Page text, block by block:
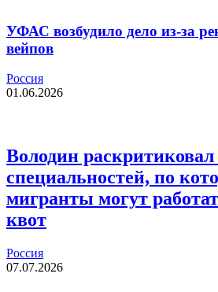
УФАС возбудило дело из-за
вейпов
Россия
01.06.2026
Володин раскритиковал
специальностей, по
мигранты могут
квот
Россия
07.07.2026